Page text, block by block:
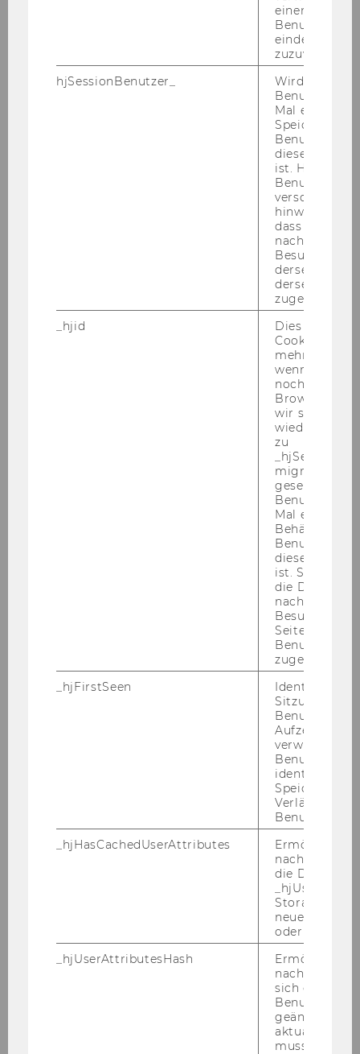
Slides: Salvatore Morelli
Nach der Aktivierung werden u.U. Daten
an Dritte übermittelt. Weitere Infos:
CORAK)
De­tails on the lec­tu­res and
work­shops
einem/einer
Benutzer*in
eindeutige ID
zuzuweisen
hjSessionBenutzer_
Wird gesetzt,
Benutzer
Mal eine
Speichert die
Benutzer-ID,
diese Seite
ist. Hotjar
Benutzer
verschiedene
hinweg.Stellt
dass Daten
Besuchen auf
derselben
derselben
zugeordnet
_hjid
Dies ist ein
Cookie, das
mehr setzen,
wenn ein
noch in
Browser hat,
wir seinen
zu
migrieren.
gesetzt,
Benutzer
Mal eine
Behält die
Benutzer-ID
diese Seite
ist. Stellt
die Daten von
Besuchen
Seite
Benutzer-ID
zugeordnet
_hjFirstSeen
Identifiziert
Sitzung eines
Benutzers.
verwendet,
identifizieren.
Verlängert
_hjHasCachedUserAttributes
Ermöglicht
die Daten in
Storage auf
neuesten
oder nicht.
_hjUserAttributesHash
Ermöglicht
sich ein
geändert hat
aktualisiert
muss.